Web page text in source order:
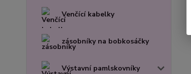
Venčící kabelky
zásobníky na bobkosáčky
Výstavní pamlskovníky